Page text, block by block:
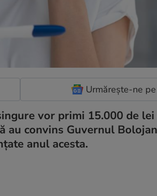
Urmărește-ne
vor primi 15.000 de
au convins Guvernul
anul acesta.